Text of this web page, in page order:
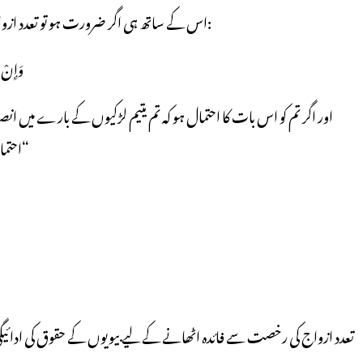
اس کے ساتھ ہی اگر ضرورت ہو تو تعدد ازواج یعنی ایک ہی وقت میں ایک سے زائد دو، تین اور چار تک کی مخصوص شرائط و تفصیلات کے ساتھ اجازت دی گئی ہے، اللہ پاک ارشاد فرماتے ہیں:
احتمال اس کا ہو کہ عدل نہ رکھوگے تو پھر ایک ہی بیوی پر بس کرو، یا جو لونڈی تمہاری ملک میں ہو، وہی سہی، اس میں امید ہے کہ ایک طرف نہ جھک پڑوگے۔“